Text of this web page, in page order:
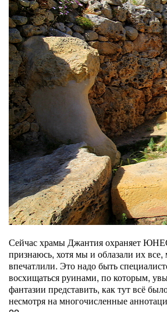
Сейчас храмы Джантия охраняет
признаюсь, хотя мы и облазали их
впечатлили. Это надо быть
восхищаться руинами, по которым,
фантазии представить, как тут всё
несмотря на многочисленные